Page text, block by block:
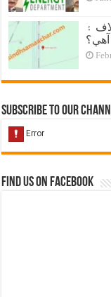
۽
آهي؟
Subscribe to our
Find us on Facebook